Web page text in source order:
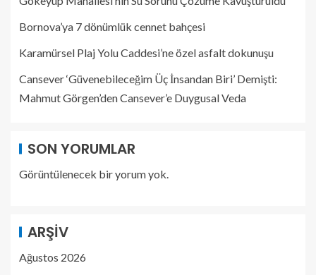
Bornova’ya 7 dönümlük cennet bahçesi
Karamürsel Plaj Yolu Caddesi’ne özel asfalt dokunuşu
Cansever ‘Güvenebileceğim Üç İnsandan Biri’ Demişti:
Mahmut Görgen’den Cansever’e Duygusal Veda
SON YORUMLAR
Görüntülenecek bir yorum yok.
ARŞIV
Ağustos 2026